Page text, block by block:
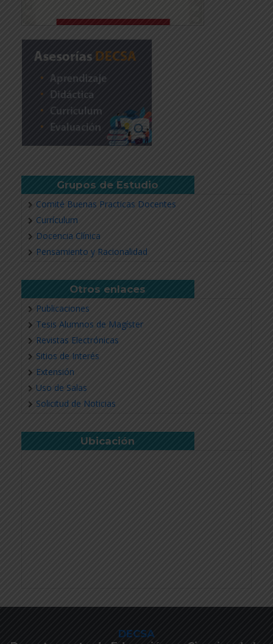
Grupos de Estudio
Comité Buenas Practicas Docentes
Currículum
Docencia Clínica
Pensamiento y Racionalidad
Otros enlaces
Publicaciones
Tesis Alumnos de Magíster
Revistas Electrónicas
Sitios de Interés
Extensión
Uso de Salas
Solicitud de Noticias
Ubicación
DECSA
Revisar más